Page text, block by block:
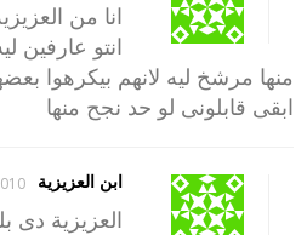
انا من
انتو عارفين
منها مرشخ ليه لانهم بيكرهوا
ابقى قابلونى لو حد نجح منها
ابن العزيزية
العزيزية